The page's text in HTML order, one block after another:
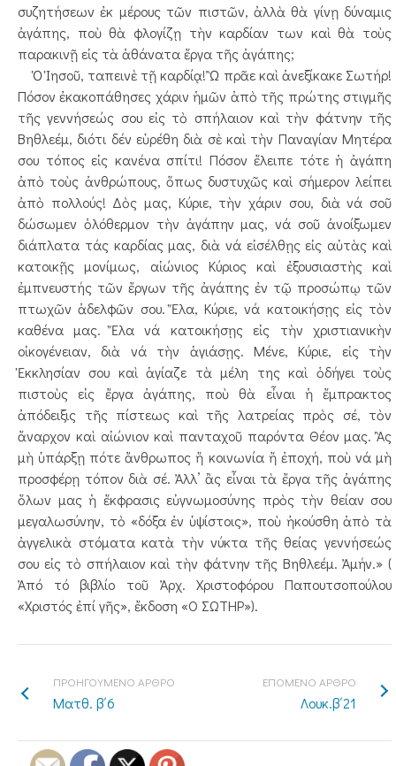
συζητήσεων ἐκ μέρους τῶν πιστῶν, ἀλλὰ θὰ γίνῃ δύναμις
ἀγάπης, ποὺ θὰ φλογίζῃ τὴν καρδίαν των καὶ θὰ τοὺς
παρακινῇ εἰς τὰ ἀθάνατα ἔργα τῆς ἀγάπης;
Ὁ Ἰησοῦ, ταπεινὲ τῇ καρδίᾳ! Ὢ πρᾶε καὶ ἀνεξίκακε Σωτήρ!
Πόσον ἐκακοπάθησες χάριν ἡμῶν ἀπὸ τῆς πρώτης στιγμῆς
τῆς γεννήσεώς σου εἰς τὸ σπήλαιον καὶ τὴν φάτνην τῆς
Βηθλεέμ, διότι δέν εὑρέθη διὰ σὲ καὶ τὴν Παναγίαν Μητέρα
σου τόπος εἰς κανένα σπίτι! Πόσον ἔλειπε τότε ἡ ἀγάπη
ἀπὸ τοὺς ἀνθρώπους, ὅπως δυστυχῶς καὶ σήμερον λείπει
ἀπὸ πολλούς! Δὸς μας, Κύριε, τὴν χάριν σου, διὰ νά σοῦ
δώσωμεν ὁλόθερμον τὴν ἀγάπην μας, νά σοῦ ἀνοίξωμεν
διάπλατα τάς καρδίας μας, διὰ νά εἰσέλθῃς εἰς αὐτὰς καὶ
κατοικῇς μονίμως, αἰώνιος Κύριος καὶ ἐξουσιαστὴς καὶ
ἐμπνευστής τῶν ἔργων τῆς ἀγάπης ἐν τῷ προσώπῳ τῶν
πτωχῶν ἀδελφῶν σου. Ἔλα, Κύριε, νά κατοικήσῃς εἰς τὸν
καθένα μας. Ἔλα νά κατοικήσῃς εἰς τὴν χριστιανικὴν
οἰκογένειαν, διὰ νά τὴν ἁγιάσῃς. Μένε, Κύριε, εἰς τὴν
Ἐκκλησίαν σου καὶ ἁγίαζε τὰ μέλη της καὶ ὁδήγει τοὺς
πιστοὺς εἰς ἔργα ἀγάπης, ποὺ θὰ εἶναι ἡ ἔμπρακτος
ἀπόδειξις τῆς πίστεως καὶ τῆς λατρείας πρὸς σέ, τὸν
ἄναρχον καὶ αἰώνιον καὶ πανταχοῦ παρόντα Θέον μας. Ἂς
μὴ ὑπάρξῃ πότε ἄνθρωπος ἤ κοινωνία ἤ ἐποχή, ποὺ νά μὴ
προσφέρῃ τόπον διὰ σέ. Ἀλλ’ ἂς εἶναι τὰ ἔργα τῆς ἀγάπης
ὅλων μας ἡ ἔκφρασις εὐγνωμοσύνης πρὸς τὴν θείαν σου
μεγαλωσύνην, τὸ «δόξα ἐν ὑψίστοις», ποὺ ἠκούσθη ἀπὸ τὰ
ἀγγελικὰ στόματα κατὰ τὴν νύκτα τῆς θείας γεννήσεώς
σου εἰς τὸ σπήλαιον καὶ τὴν φάτνην τῆς Βηθλεέμ. Ἀμήν.» (
Ἀπό τό βιβλίο τοῦ Ἀρχ. Χριστοφόρου Παπουτσοπούλου
«Χριστός ἐπί γῆς», ἔκδοση «Ο ΣΩΤΗΡ»).
ΠΡΟΗΓΟΥΜΕΝΟ ΑΡΘΡΟ
Ματθ. β΄6
ΕΠΟΜΕΝΟ ΑΡΘΡΟ
Λουκ.β΄21